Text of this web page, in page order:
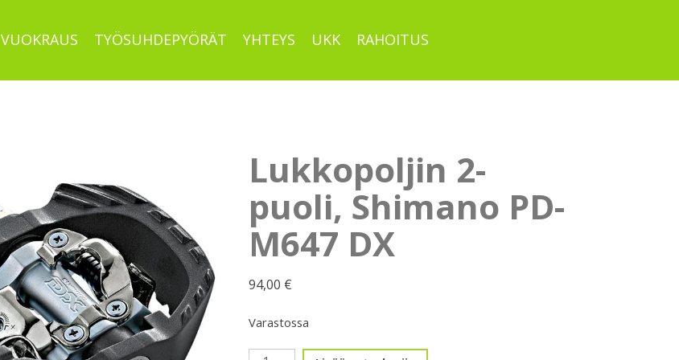
VUOKRAUS TYÖSUHDEPYÖRÄT YHTEYS UKK RAHOITUS
Lukkopoljin 2-
puoli, Shimano PD-
M647 DX
94,00 €
Varastossa